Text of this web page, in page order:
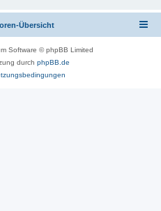
Übersicht
Software © phpBB Limited
durch phpBB.de